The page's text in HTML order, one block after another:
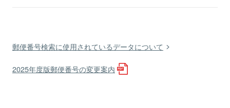
郵便番号検索に使用されているデータについて
2025年度版郵便番号の変更案内